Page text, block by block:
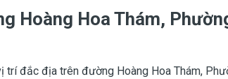
Hoàng Hoa Thám,
đắc địa trên đường Hoàng Hoa Thám,